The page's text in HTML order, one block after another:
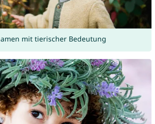
mit tierischer Bedeutung